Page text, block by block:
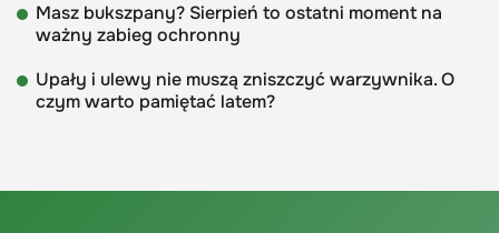
Masz bukszpany? Sierpień to ostatni moment na
ważny zabieg ochronny
Upały i ulewy nie muszą zniszczyć warzywnika. O
czym warto pamiętać latem?